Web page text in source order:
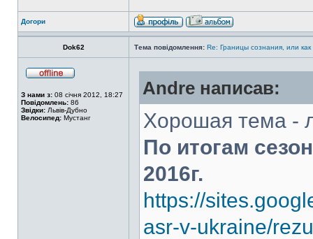
Догори
Dok62 Тема повідомлення: Re: Границы сознания, или как
З нами з: 08 січня 2012, 18:27
Повідомлень: 86
Звідки: Львів-Дубно
Велосипед: Мустанг
Andre написав:
Хорошая тема -
По итогам
2016г.
https://
asr-v-ukraine/